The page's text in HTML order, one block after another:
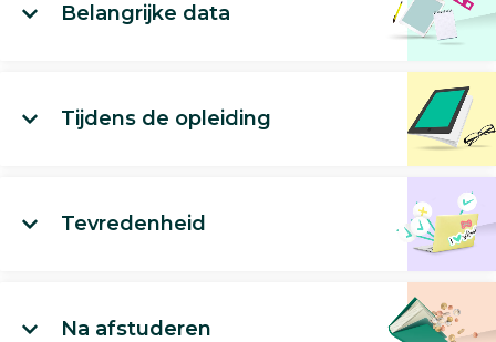
Belangrijke data
Tijdens de opleiding
Tevredenheid
Na afstuderen